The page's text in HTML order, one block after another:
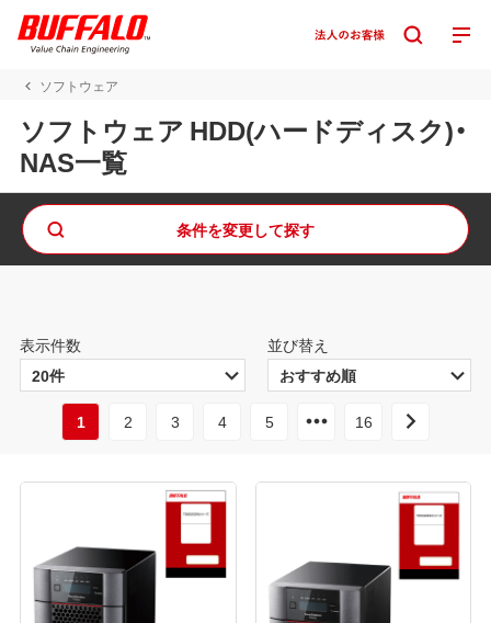
ソフトウェア
ソフトウェア HDD(ハードディスク)・
NAS一覧
条件を変更して探す
表示件数 並び替え
1 2 3 4 5 16